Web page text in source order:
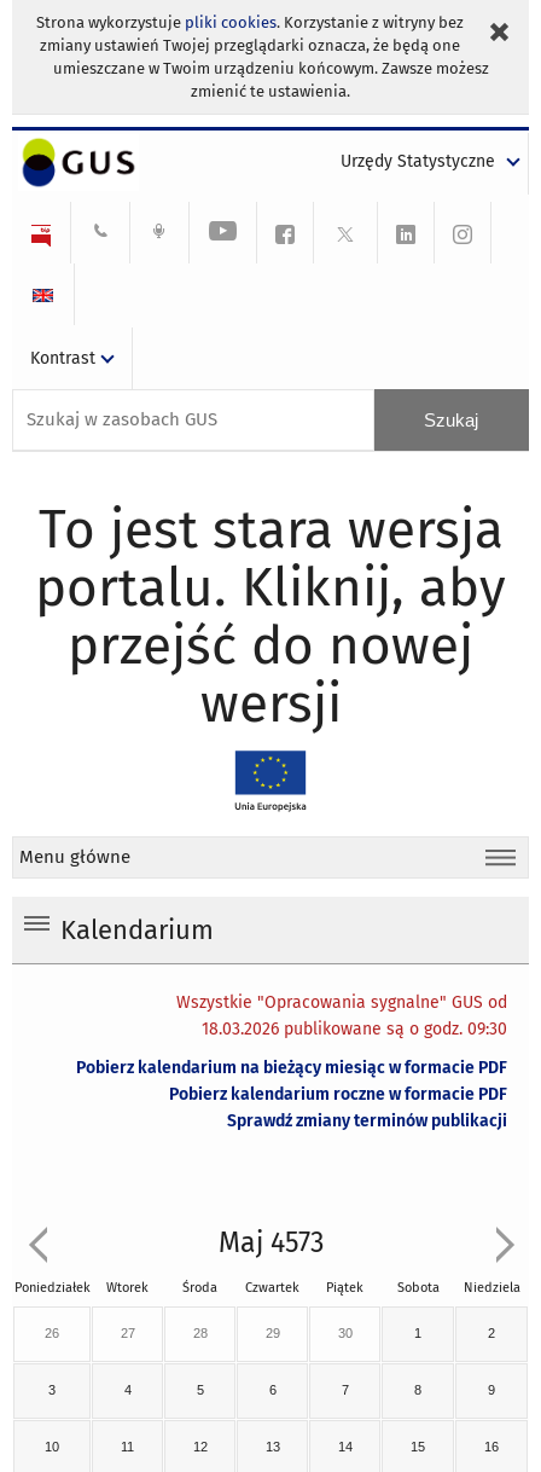
Strona wykorzystuje pliki cookies. Korzystanie z witryny bez
zmiany ustawień Twojej przeglądarki oznacza, że będą one
umieszczane w Twoim urządzeniu końcowym. Zawsze możesz
zmienić te ustawienia.
Urzędy Statystyczne
Kontrast
To jest stara wersja
portalu. Kliknij, aby
przejść do nowej
wersji
Menu główne
Kalendarium
Wszystkie "Opracowania sygnalne" GUS od
18.03.2026 publikowane są o godz. 09:30
Pobierz kalendarium na bieżący miesiąc w formacie PDF
Pobierz kalendarium roczne w formacie PDF
Sprawdź zmiany terminów publikacji
Maj 4573
Poniedziałek Wtorek Środa Czwartek Piątek Sobota Niedziela
26 27 28 29 30 1 2
3 4 5 6 7 8 9
10 11 12 13 14 15 16